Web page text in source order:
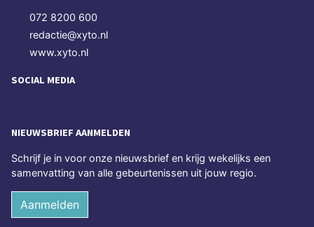
072 8200 600
redactie@xyto.nl
www.xyto.nl
SOCIAL MEDIA
NIEUWSBRIEF AANMELDEN
Schrijf je in voor onze nieuwsbrief en krijg wekelijks een
samenvatting van alle gebeurtenissen uit jouw regio.
Aanmelden